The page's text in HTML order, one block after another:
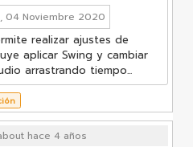
04 Noviembre 2020
realizar ajustes de
aplicar Swing y cambiar
arrastrando tiempo...
hace 4 años